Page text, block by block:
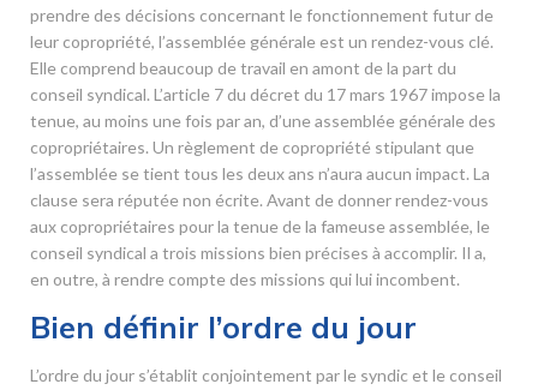
prendre des décisions concernant le fonctionnement futur de
leur copropriété, l’assemblée générale est un rendez-vous clé.
Elle comprend beaucoup de travail en amont de la part du
conseil syndical. L’article 7 du décret du 17 mars 1967 impose la
tenue, au moins une fois par an, d’une assemblée générale des
copropriétaires. Un règlement de copropriété stipulant que
l’assemblée se tient tous les deux ans n’aura aucun impact. La
clause sera réputée non écrite. Avant de donner rendez-vous
aux copropriétaires pour la tenue de la fameuse assemblée, le
conseil syndical a trois missions bien précises à accomplir. Il a,
en outre, à rendre compte des missions qui lui incombent.
Bien définir l’ordre du jour
L’ordre du jour s’établit conjointement par le syndic et le conseil